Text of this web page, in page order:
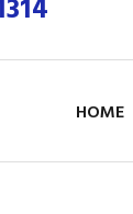
HOME